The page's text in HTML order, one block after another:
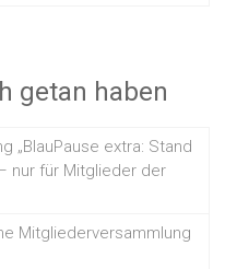
getan haben
„BlauPause extra: Stand
nur für Mitglieder der
Mitgliederversammlung